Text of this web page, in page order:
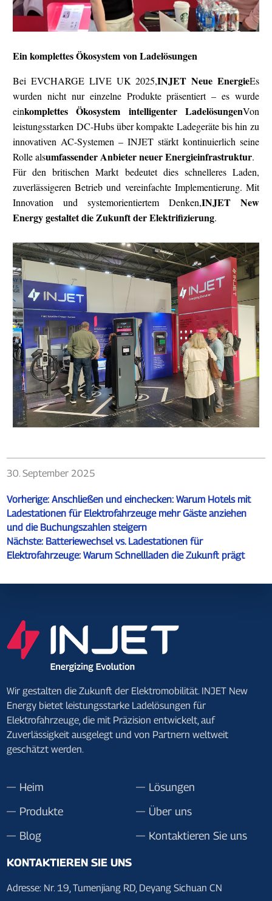
Ein komplettes Ökosystem von Ladelösungen
Bei EVCHARGE LIVE UK 2025,INJET Neue EnergieEs
wurden nicht nur einzelne Produkte präsentiert – es wurde
einkomplettes Ökosystem intelligenter LadelösungenVon
leistungsstarken DC-Hubs über kompakte Ladegeräte bis hin zu
innovativen AC-Systemen – INJET stärkt kontinuierlich seine
Rolle alsumfassender Anbieter neuer Energieinfrastruktur.
Für den britischen Markt bedeutet dies schnelleres Laden,
zuverlässigeren Betrieb und vereinfachte Implementierung. Mit
Innovation und systemorientiertem Denken,INJET New
Energy gestaltet die Zukunft der Elektrifizierung.
30. September 2025
Vorherige: Anschließen und einchecken: Warum Hotels mit
Ladestationen für Elektrofahrzeuge mehr Gäste anziehen
und die Buchungszahlen steigern
Nächste: Batteriewechsel vs. Ladestationen für
Elektrofahrzeuge: Warum Schnellladen die Zukunft prägt
Wir gestalten die Zukunft der Elektromobilität. INJET New
Energy bietet leistungsstarke Ladelösungen für
Elektrofahrzeuge, die mit Präzision entwickelt, auf
Zuverlässigkeit ausgelegt und von Partnern weltweit
geschätzt werden.
Heim
Lösungen
Produkte
Über uns
Blog
Kontaktieren Sie uns
KONTAKTIEREN SIE UNS
Adresse: Nr. 19, Tumenjiang RD, Deyang Sichuan CN